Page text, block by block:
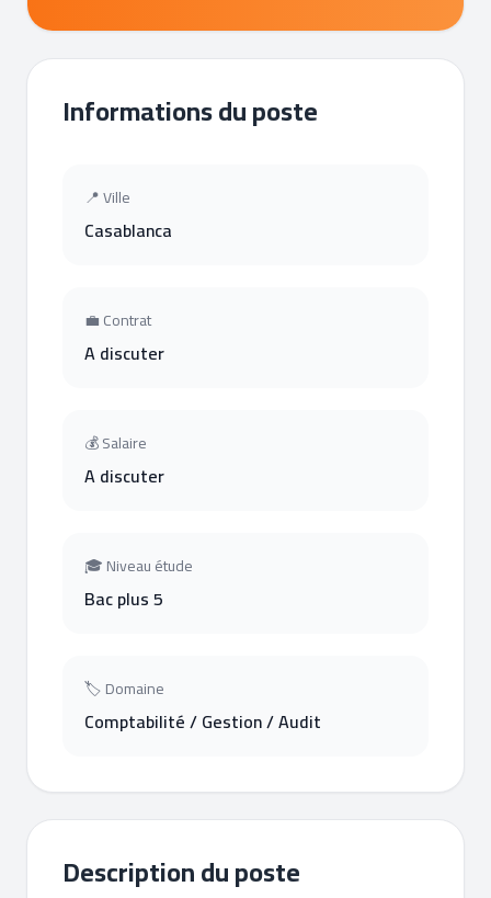
Informations du poste
📍 Ville
Casablanca
💼 Contrat
A discuter
💰 Salaire
A discuter
🎓 Niveau étude
Bac plus 5
🏷 Domaine
Comptabilité / Gestion / Audit
Description du poste